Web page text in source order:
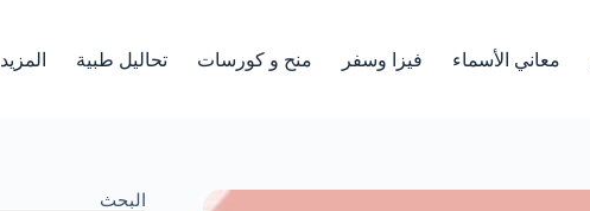
معاني الأسماء فيزا وسفر منح و كورسات تحاليل طبية المزيد
البحث